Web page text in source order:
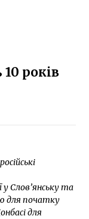
років
у Слов’янську та
для початку
для